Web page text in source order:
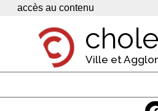
Panneau de gestion des cookies
accès au contenu
Ville et